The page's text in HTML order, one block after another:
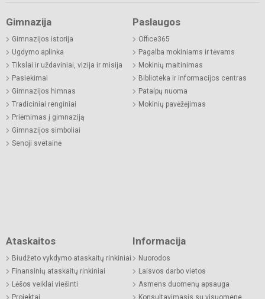
Gimnazija
Gimnazijos istorija
Ugdymo aplinka
Tikslai ir uždaviniai, vizija ir misija
Pasiekimai
Gimnazijos himnas
Tradiciniai renginiai
Priėmimas į gimnaziją
Gimnazijos simboliai
Senoji svetainė
Paslaugos
Office365
Pagalba mokiniams ir tėvams
Mokinių maitinimas
Biblioteka ir informacijos centras
Patalpų nuoma
Mokinių pavėžėjimas
Ataskaitos
Biudžeto vykdymo ataskaitų rinkiniai
Finansinių ataskaitų rinkiniai
Lėšos veiklai viešinti
Projektai
Informacija
Nuorodos
Laisvos darbo vietos
Asmens duomenų apsauga
Konsultavimasis su visuomene